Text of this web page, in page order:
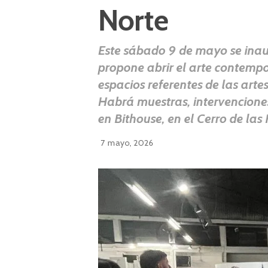
Norte
Este sábado 9 de mayo se
propone abrir el arte
espacios referentes de las
Habrá muestras,
en Bithouse, en el Cerro de
7 mayo, 2026